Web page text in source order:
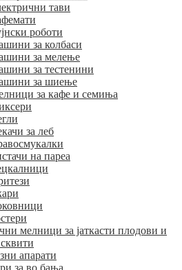
тави
роботи
за колбаси
за мелење
за тестенини
за шиење
за кафе и семиња
за леб
на пареа
мелници за јаткасти плодови и
апарати
за во бања